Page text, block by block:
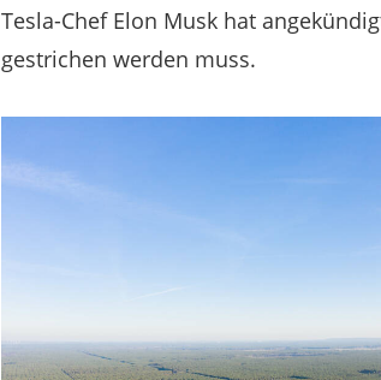
Tesla-Chef Elon Musk hat
gestrichen werden muss.